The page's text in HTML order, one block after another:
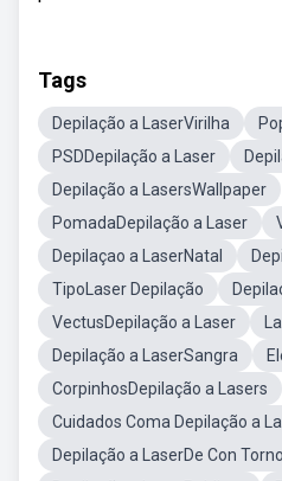
Tags
Depilação a LaserVirilha
PSDDepilação a Laser
Depilação a LasersWallpaper
PomadaDepilação a Laser
Depilaçao a LaserNatal
TipoLaser Depilação
VectusDepilação a Laser
Depilação a LaserSangra
CorpinhosDepilação a Lasers
Cuidados Coma Depilação a
Depilação a LaserDe Con Torno